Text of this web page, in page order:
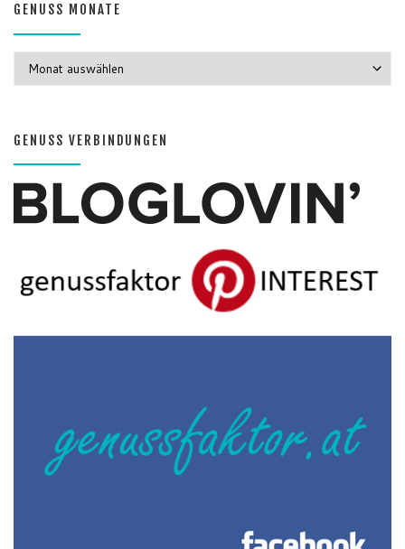
GENUSS MONATE
GENUSS VERBINDUNGEN